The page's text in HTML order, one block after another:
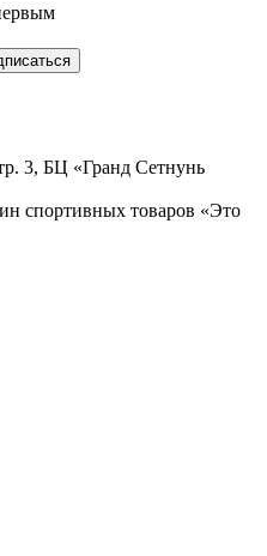
3, БЦ «Гранд Сетнунь
спортивных товаров «Это